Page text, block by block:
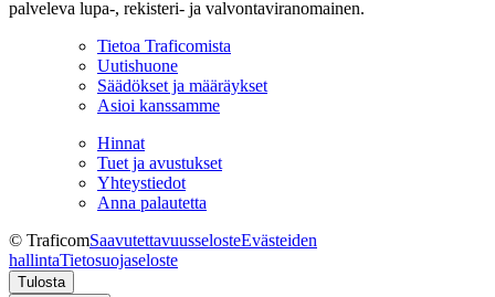
palveleva lupa-, rekisteri- ja valvontaviranomainen.
Tietoa Traficomista
Uutishuone
Säädökset ja määräykset
Asioi kanssamme
Hinnat
Tuet ja avustukset
Yhteystiedot
Anna palautetta
© TraficomSaavutettavuusselosteEvästeiden
hallintaTietosuojaseloste
Tulosta